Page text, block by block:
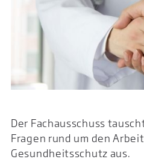
Der Fachausschuss
Fragen rund um den
Gesundheitsschutz aus.